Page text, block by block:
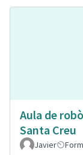
Aula de
Santa Creu
Javier